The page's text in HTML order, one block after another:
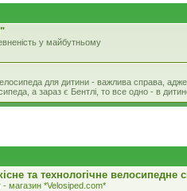
у майбутньому
для дитини - важлива справа,
а зараз є Бентлі, то все одно - в
та технологічне велосипедне
- магазин *Velosiped.com*